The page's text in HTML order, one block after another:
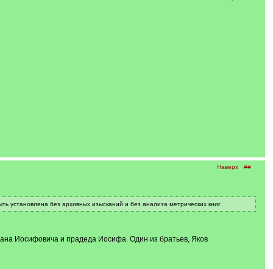
Наверх ##
без архивных изысканий и без анализа метрических книг.
Иосифовича и прадеда Иосифа. Один из братьев, Яков